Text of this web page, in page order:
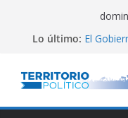
Lo último: El
Alta